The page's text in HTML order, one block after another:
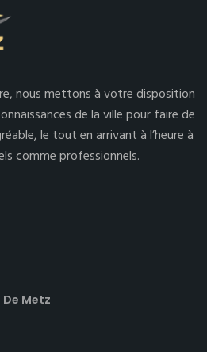
nous mettons à votre disposition
de la ville pour faire de
le tout en arrivant à l’heure à
comme professionnels.
Metz